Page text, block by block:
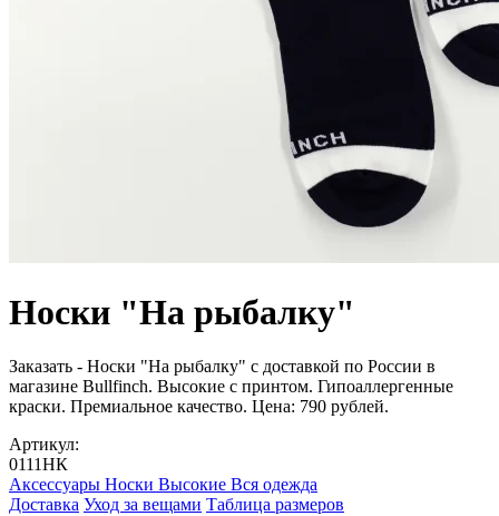
Носки "На рыбалку"
Заказать - Носки "На рыбалку" с доставкой по России в
магазине Bullfinch. Высокие с принтом. Гипоаллергенные
краски. Премиальное качество. Цена: 790 рублей.
Артикул:
0111НК
Аксессуары Носки Высокие Вся одежда
Доставка Уход за вещами Таблица размеров